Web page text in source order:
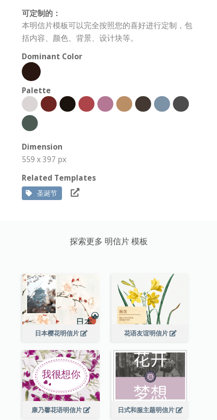
可定制的：
本明信片模板可以完全按照您的喜好进行定制，包
括内容、颜色、背景、设计块等。
Dominant Color
Palette
Dimension
559 x 397 px
Related Templates
圣诞节
探索更多 明信片 模板
日本樱花明信片 花语友谊明信片
康乃馨花语明信片 日式和服主题明信片